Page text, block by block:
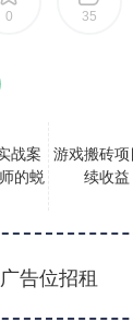
0 35
战案
的蜕
游戏搬砖
续收益
广告位招租